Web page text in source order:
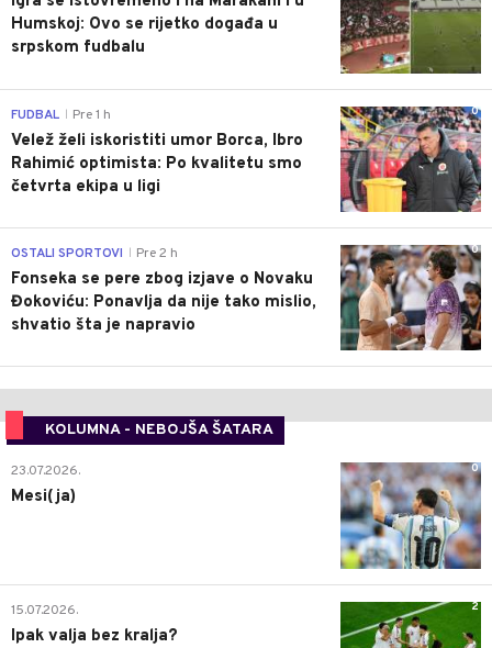
Humskoj: Ovo se rijetko događa u
srpskom fudbalu
0
FUDBAL Pre 1 h
Velež želi iskoristiti umor Borca, Ibro
Rahimić optimista: Po kvalitetu smo
četvrta ekipa u ligi
0
OSTALI SPORTOVI Pre 2 h
Fonseka se pere zbog izjave o Novaku
Đokoviću: Ponavlja da nije tako mislio,
shvatio šta je napravio
KOLUMNA - NEBOJŠA ŠATARA
0
23.07.2026.
Mesi(ja)
2
15.07.2026.
Ipak valja bez kralja?